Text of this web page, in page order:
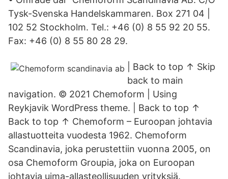
Tysk-Svenska Handelskammaren. Box 271 04 |
102 52 Stockholm. Tel.: +46 (0) 8 55 92 20 55.
Fax: +46 (0) 8 55 80 28 29.
| Back to top ↑ Skip
back to main
navigation. © 2021 Chemoform | Using
Reykjavik WordPress theme. | Back to top ↑
Back to top ↑ Chemoform – Euroopan johtavia
allastuotteita vuodesta 1962. Chemoform
Scandinavia, joka perustettiin vuonna 2005, on
osa Chemoform Groupia, joka on Euroopan
johtavia uima-allasteollisuuden yrityksiä.